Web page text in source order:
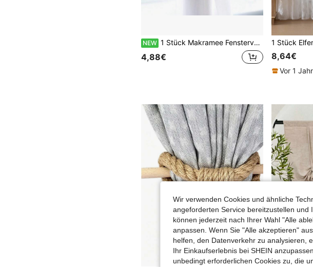
NEW 1 Stück Makramee Fenstervorhang Raffhalter
4,88€ 8,64€
Vor 1
Wir verwenden Cookies und ähnliche
angeforderten Service bereitzustellen
können jederzeit nach Ihrer Wahl "Alle
anpassen. Wenn Sie "Alle akzeptieren"
helfen, den Datenverkehr zu analysieren,
Ihr Einkaufserlebnis bei SHEIN
unbedingt erforderlichen Cookies zu, die